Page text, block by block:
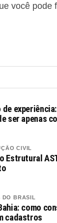
você pode
de
ser apenas
CIVIL
Estrutural
DO BRASIL
como
cadastros